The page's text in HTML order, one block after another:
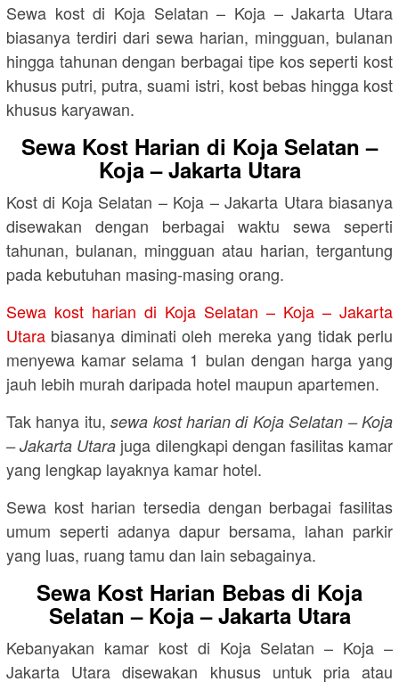
Sewa kost di Koja Selatan – Koja – Jakarta Utara
biasanya terdiri dari sewa harian, mingguan, bulanan
hingga tahunan dengan berbagai tipe kos seperti kost
khusus putri, putra, suami istri, kost bebas hingga kost
khusus karyawan.
Sewa Kost Harian di Koja Selatan –
Koja – Jakarta Utara
Kost di Koja Selatan – Koja – Jakarta Utara biasanya
disewakan dengan berbagai waktu sewa seperti
tahunan, bulanan, mingguan atau harian, tergantung
pada kebutuhan masing-masing orang.
Sewa kost harian di Koja Selatan – Koja – Jakarta
Utara biasanya diminati oleh mereka yang tidak perlu
menyewa kamar selama 1 bulan dengan harga yang
jauh lebih murah daripada hotel maupun apartemen.
Tak hanya itu,sewa kost harian di Koja Selatan – Koja
– Jakarta Utara juga dilengkapi dengan fasilitas kamar
yang lengkap layaknya kamar hotel.
Sewa kost harian tersedia dengan berbagai fasilitas
umum seperti adanya dapur bersama, lahan parkir
yang luas, ruang tamu dan lain sebagainya.
Sewa Kost Harian Bebas di Koja
Selatan – Koja – Jakarta Utara
Kebanyakan kamar kost di Koja Selatan – Koja –
Jakarta Utara disewakan khusus untuk pria atau